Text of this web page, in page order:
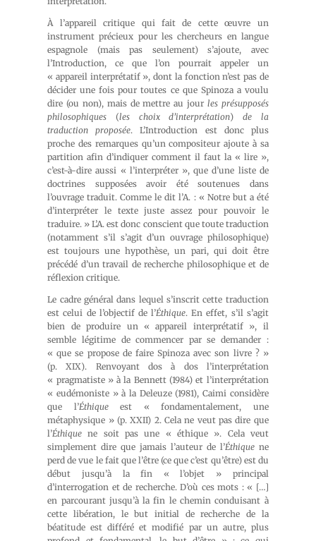
À l’appareil critique qui fait de cette œuvre un
instrument précieux pour les chercheurs en langue
espagnole (mais pas seulement) s’ajoute, avec
l’Introduction, ce que l’on pourrait appeler un
« appareil interprétatif », dont la fonction n’est pas de
décider une fois pour toutes ce que Spinoza a voulu
dire (ou non), mais de mettre au jour les présupposés
philosophiques (les choix d’interprétation)de la
traduction proposée. L’Introduction est donc plus
proche des remarques qu’un compositeur ajoute à sa
partition afin d’indiquer comment il faut la « lire »,
c’est-à-dire aussi « l’interpréter », que d’une liste de
doctrines supposées avoir été soutenues dans
l’ouvrage traduit. Comme le dit l’A. : « Notre but a été
d’interpréter le texte juste assez pour pouvoir le
traduire. » L’A. est donc conscient que toute traduction
(notamment s’il s’agit d’un ouvrage philosophique)
est toujours une hypothèse, un pari, qui doit être
précédé d’un travail de recherche philosophique et de
réflexion critique.
Le cadre général dans lequel s’inscrit cette traduction
est celui de l’objectif de l’Éthique. En effet, s’il s’agit
bien de produire un « appareil interprétatif », il
semble légitime de commencer par se demander :
« que se propose de faire Spinoza avec son livre ? »
(p. XIX). Renvoyant dos à dos l’interprétation
« pragmatiste » à la Bennett (1984) et l’interprétation
« eudémoniste » à la Deleuze (1981), Caimi considère
que l’Éthiqueest « fondamentalement, une
métaphysique » (p. XXII) 2. Cela ne veut pas dire que
l’Éthique ne soit pas une « éthique ». Cela veut
simplement dire que jamais l’auteur de l’Éthiquene
perd de vue le fait que l’être (ce que c’est qu’être) est du
début jusqu’à la fin « l’objet » principal
d’interrogation et de recherche. D’où ces mots : « […]
en parcourant jusqu’à la fin le chemin conduisant à
cette libération, le but initial de recherche de la
béatitude est différé et modifié par un autre, plus